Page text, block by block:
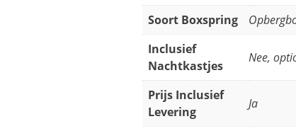
Soort Boxspring
Inclusief
Nachtkastjes
Nee,
Prijs Inclusief
Levering
Ja